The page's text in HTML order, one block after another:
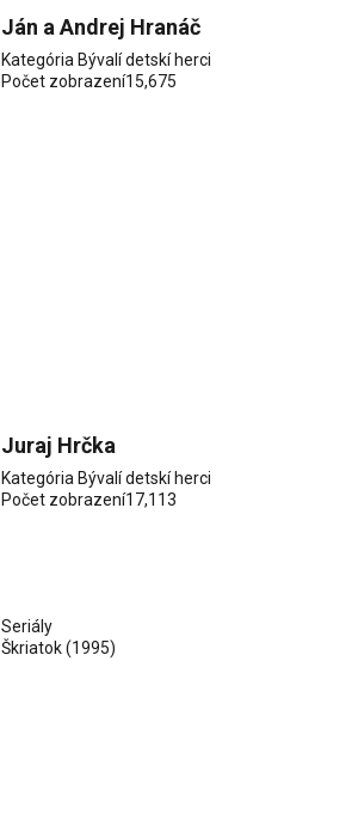
Ján a Andrej Hranáč
Kategória Bývalí detskí herci
Počet zobrazení15,675
Juraj Hrčka
Kategória Bývalí detskí herci
Počet zobrazení17,113
Seriály
Škriatok(1995)